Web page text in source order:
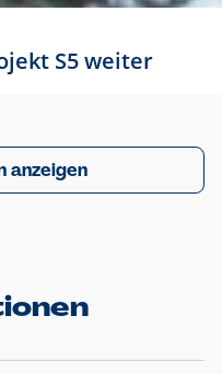
S5 weiter
anzeigen